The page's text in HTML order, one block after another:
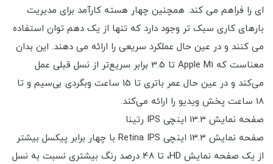
ای را فراهم می کند. همچنین چهار هسته کارآمد برای مدیریت
بارهای کاری سبک تر وجود دارد که تنها از یک دهم توان استفاده
می کنند و در عین حال عملکرد سریعی را ارائه می دهند. این بدان
معناست که Apple M1 تا 3.5 برابر سریع‌تر از نسل قبلی عمل
می‌کند و در عین حال عمر باتری تا 15 ساعت وبگردی بی‌سیم و تا
18 ساعت پخش ویدیو را ارائه می‌کند.
صفحه نمایش 13.3 اینچی IPS رتینا
صفحه نمایش 13.3 اینچی Retina IPS با چهار برابر پیکسل بیشتر
از یک صفحه نمایش HD، تا 48 درصد رنگ بیشتری نسبت به نسل